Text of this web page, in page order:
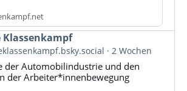
Klassenkampf
2 Wochen
der Automobilindustrie und den
der Arbeiter*innenbewegung